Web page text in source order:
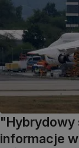
"Hybrydowy
informacje